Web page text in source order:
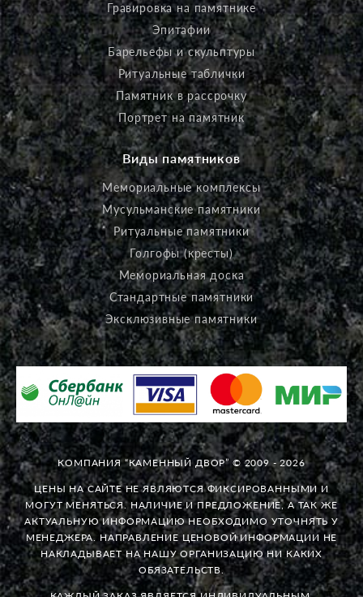
Гравировка на памятнике
Эпитафии
Барельефы и скульптуры
Ритуальные таблички
Памятник в рассрочку
Портрет на памятник
Виды памятников
Мемориальные комплексы
Мусульманские памятники
Ритуальные памятники
Голгофы (кресты)
Мемориальная доска
Стандартные памятники
Эксклюзивные памятники
КОМПАНИЯ “КАМЕННЫЙ ДВОР” © 2009 - 2026
ЦЕНЫ НА САЙТЕ НЕ ЯВЛЯЮТСЯ ФИКСИРОВАННЫМИ И
МОГУТ МЕНЯТЬСЯ. НАЛИЧИЕ И ПРЕДЛОЖЕНИЕ, А ТАК ЖЕ
АКТУАЛЬНУЮ ИНФОРМАЦИЮ НЕОБХОДИМО УТОЧНЯТЬ У
МЕНЕДЖЕРА. НАПРАВЛЕНИЕ ЦЕНОВОЙ ИНФОРМАЦИИ НЕ
НАКЛАДЫВАЕТ НА НАШУ ОРГАНИЗАЦИЮ НИ КАКИХ
ОБЯЗАТЕЛЬСТВ.